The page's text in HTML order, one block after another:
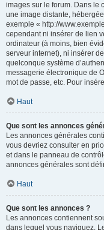
images sur le forum. Dans le
une image distante,
exemple « http://
cependant ni insérer de lien
ordinateur (à moins, bien
serveur internet), ni insérer
quelconque système
messagerie électronique de
mot de passe, etc. Pour
Haut
Que sont les annonces
Les annonces générales
vous devriez consulter en
et dans le panneau de
annonces générales sont
Haut
Que sont les annonces ?
Les annonces contiennent
dans lequel vous naviguez.